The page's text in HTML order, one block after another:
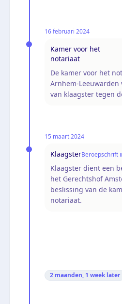
16 februari 2024
Kamer voor het
notariaat
De kamer voor het
Arnhem-
van klaagster tegen
15 maart 2024
KlaagsterBeroepschrift
Klaagster dient een
het Gerechtshof
beslissing van de
notariaat.
2 maanden, 1 week later